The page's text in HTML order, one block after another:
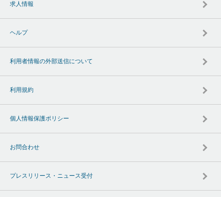
求人情報
ヘルプ
利用者情報の外部送信について
利用規約
個人情報保護ポリシー
お問合わせ
プレスリリース・ニュース受付